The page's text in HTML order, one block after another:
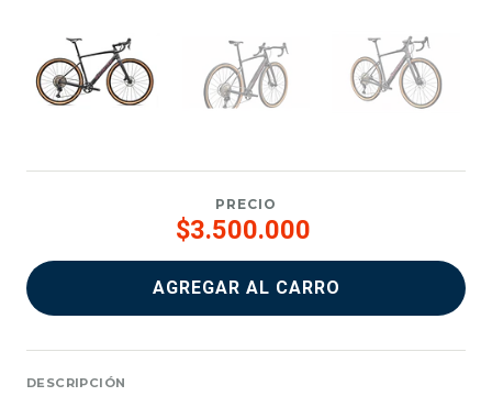
PRECIO
$3.500.000
AGREGAR AL CARRO
DESCRIPCIÓN